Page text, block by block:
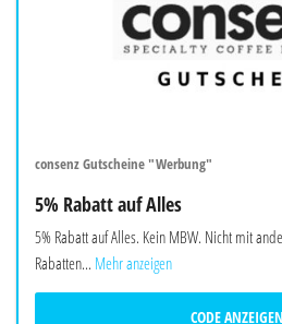
consenz Gutscheine "Werbung"
5% Rabatt auf Alles
5% Rabatt auf Alles. Kein MBW. Nicht mit
Rabatten... Mehr anzeigen
CODE ANZEIGEN